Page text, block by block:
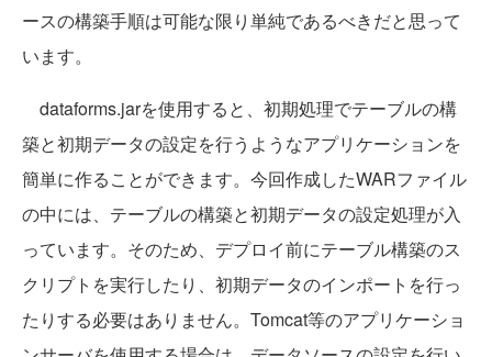
ースの構築手順は可能な限り単純であるべきだと思って
います。
dataforms.jarを使用すると、初期処理でテーブルの構
築と初期データの設定を行うようなアプリケーションを
簡単に作ることができます。今回作成したWARファイル
の中には、テーブルの構築と初期データの設定処理が入
っています。そのため、デプロイ前にテーブル構築のス
クリプトを実行したり、初期データのインポートを行っ
たりする必要はありません。Tomcat等のアプリケーショ